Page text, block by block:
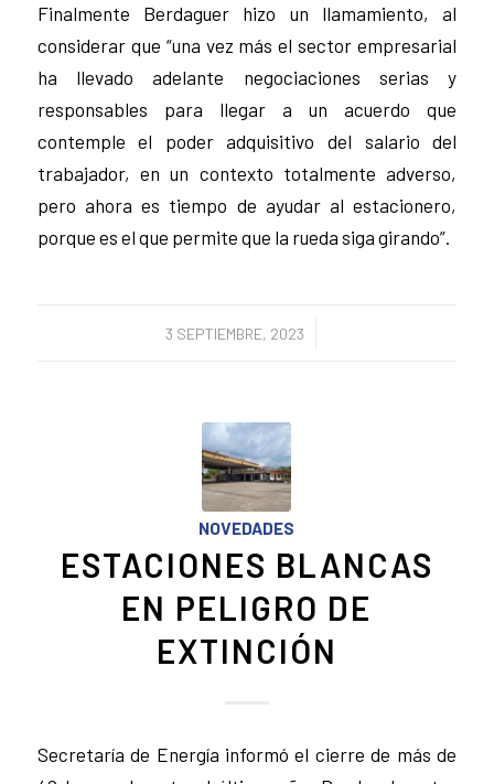
Finalmente Berdaguer hizo un llamamiento, al
considerar que “una vez más el sector empresarial
ha llevado adelante negociaciones serias y
responsables para llegar a un acuerdo que
contemple el poder adquisitivo del salario del
trabajador, en un contexto totalmente adverso,
pero ahora es tiempo de ayudar al estacionero,
porque es el que permite que la rueda siga girando”.
3 SEPTIEMBRE, 2023
/
NOVEDADES
ESTACIONES BLANCAS
EN PELIGRO DE
EXTINCIÓN
Secretaría de Energía informó el cierre de más de